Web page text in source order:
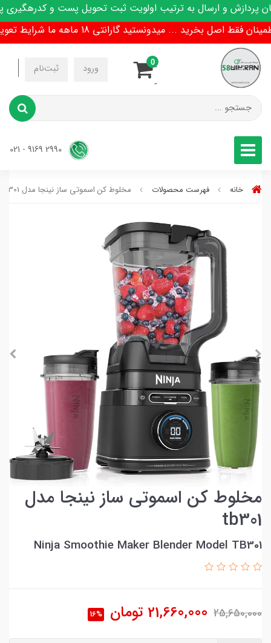
و ارسال به ترتیب اولویت ثبت تحویل پست و کدرهگیری
بخرید ... میدونستید گارانتی 18 ماهه ما شرایط تعویض هم داره !
ورود ثبت‌نام
-
-
0
خانه فهرست محصولات مخلوط کن اسموتی ساز نینجا مدل tb301
مخلوط کن اسموتی ساز نینجا مدل
tb301
Ninja Smoothie Maker Blender Model TB301
25,650,000
21,660,000 تومان 16%